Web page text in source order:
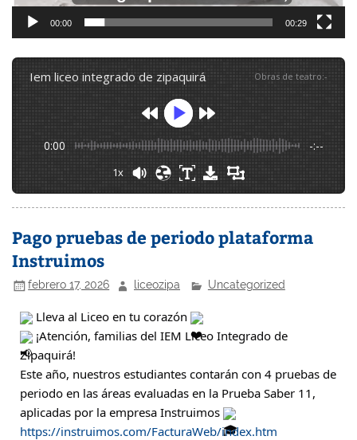
00:00 00:29
iem liceo integrado de zipaquirá Obras de teatro:-
0:00 -:--
1x
Pago pruebas de periodo plataforma
Instruimos
febrero 17, 2026 liceozipa Uncategorized
Lleva al Liceo en tu corazón
¡Atención, familias del IEM Liceo Integrado de
Zipaquirá!
Este año, nuestros estudiantes contarán con 4 pruebas de
periodo en las áreas evaluadas en la Prueba Saber 11,
aplicadas por la empresa Instruimos
https://instruimos.com/FacturaWeb/index.htm